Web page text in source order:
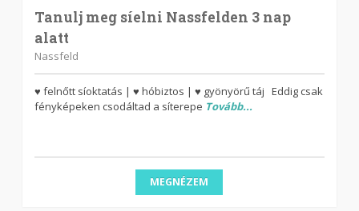
Tanulj meg síelni Nassfelden 3 nap
alatt
Nassfeld
♥ felnőtt síoktatás | ♥ hóbiztos | ♥ gyönyörű táj Eddig csak
fényképeken csodáltad a síterepe Tovább...
MEGNÉZEM